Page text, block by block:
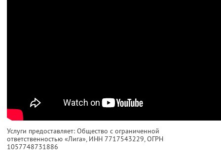
Услуги предоставляет: Общество с ограниченной
ответственностью «Лига», ИНН 7717543229, ОГРН
1057748731886